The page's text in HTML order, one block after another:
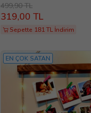
499,90 TL
319,00 TL
Sepette 181 TL İndirim
EN ÇOK SATAN